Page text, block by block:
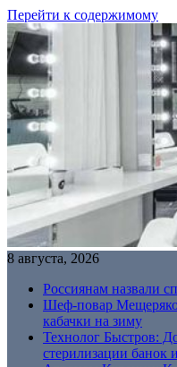
Перейти к содержимому
8 августа, 2026
Россиянам назвали
Шеф-повар
кабачки на зиму
Технолог Быстров:
стерилизации банок